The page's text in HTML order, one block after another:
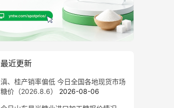
最近更新
滇、桂产销率偏低 今日全国各地现货市场
糖价（2026.8.6）
2026-08-06